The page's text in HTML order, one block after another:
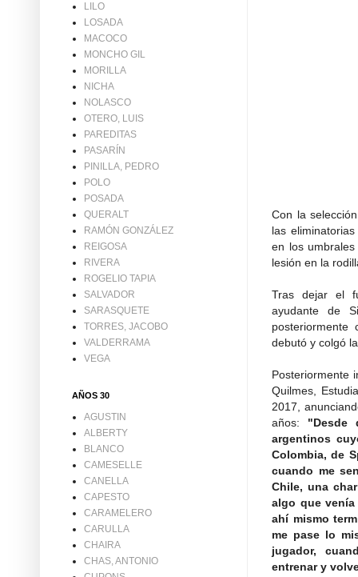
Con la
las
en los
lesión en la
Tras dejar el
ayudante de
debutó y colgó
Posteriormente
Quilmes,
2017,
años: "Desde
argentinos
Colombia, de
cuando me
Chile, una
algo que
ahí mismo
me pase lo
jugador,
entrenar y
LILO
LOSADA
MACOCO
MONCHO GIL
MORILLA
NICHA
NOLASCO
OTERO, LUIS
PAREDITAS
PASARÍN
PINILLA, PEDRO
POLO
POSADA
QUERALT
RAMÓN GONZÁLEZ
REIGOSA
RIVERA
ROGELIO TAPIA
SALVADOR
SARASQUETE
TORRES, JACOBO
VALDERRAMA
VEGA
AÑOS 30
AGUSTIN
ALBERTY
BLANCO
CAMESELLE
CANELLA
CAPESTO
CARAMELERO
CARULLA
CHAIRA
CHAS, ANTONIO